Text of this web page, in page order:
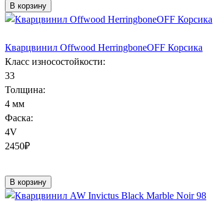
В корзину
Кварцвинил Offwood HerringboneOFF Корсика
Класс износостойкости:
33
Толщина:
4 мм
Фаска:
4V
2450₽
В корзину